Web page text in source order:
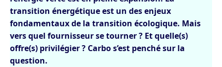
transition énergétique est un des enjeux
fondamentaux de la transition écologique. Mais
vers quel fournisseur se tourner ? Et quelle(s)
offre(s) privilégier ? Carbo s’est penché sur la
question.